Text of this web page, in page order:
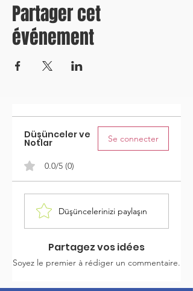
Partager cet
événement
Düşünceler ve
Notlar Se connecter
0.0/5 (0)
Düşüncelerinizi paylaşın
Partagez vos idées
Soyez le premier à rédiger un commentaire.